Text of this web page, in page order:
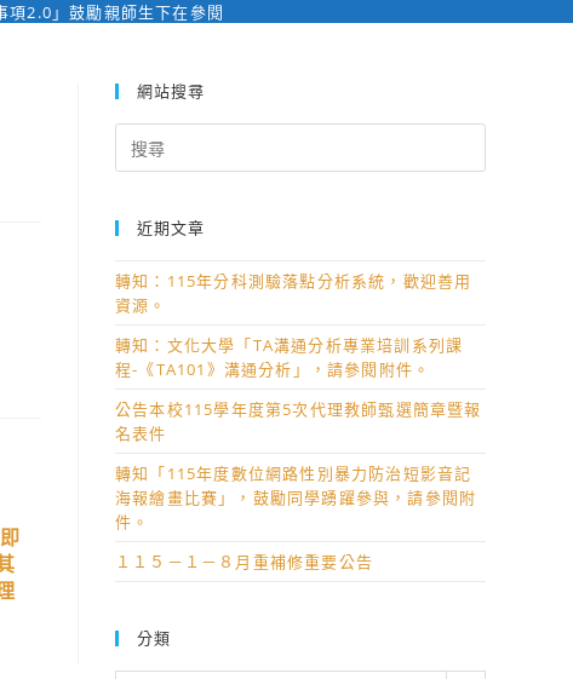
項2.0」鼓勵親師生下在參閱
網站搜尋
for:
近期文章
轉知：115年分科測驗落點分析系統，歡迎善用
資源。
轉知：文化大學「TA溝通分析專業培訓系列課
程-《TA101》溝通分析」，請參閱附件。
公告本校115學年度第5次代理教師甄選簡章暨報
名表件
轉知「115年度數位網路性別暴力防治短影音記
海報繪畫比賽」，鼓勵同學踴躍參與，請參閱附
件。
１１５－１－８月重補修重要公告
分類